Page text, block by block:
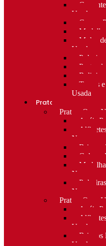
Usada
Cruzes
Molas
Usada
Porta-
Terços
Usada
Prata e ouro
Prata e Ouro
Anéis
Novo
Brincos
Colares
Novo
Novo
Prata e Ouro
Anéis
Usado
Brincos